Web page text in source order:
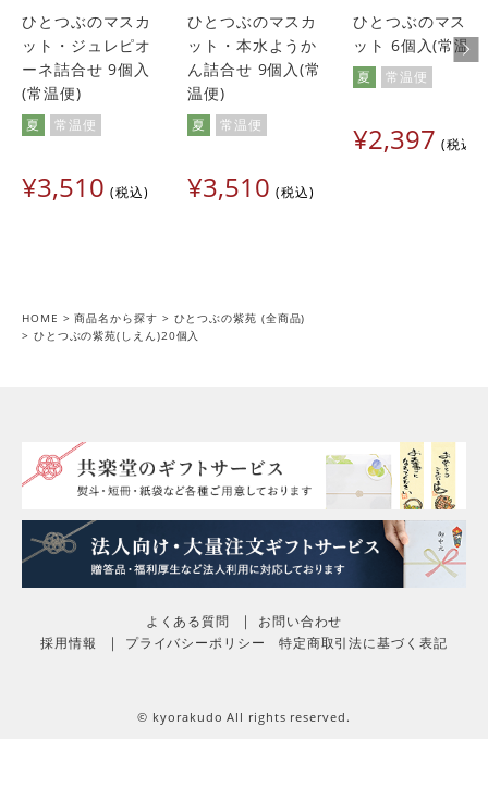
ひとつぶのマスカ
ット・ジュレピオ
ーネ詰合せ 9個入
(常温便)
夏 常温便
¥3,510 税込
ひとつぶのマスカ
ット・本水ようか
ん詰合せ 9個入(常
温便)
夏 常温便
¥3,510 税込
ひとつぶのマスカ
ット 6個入(常温
夏 常温便
¥2,397 税込
HOME 商品名から探す
ひとつぶの紫苑 (全商品)
ひとつぶの紫苑(しえん)20個入
よくある質問
お問い合わせ
採用情報
プライバシーポリシー 特定商取引法に基づく表記
© kyorakudo All rights reserved.